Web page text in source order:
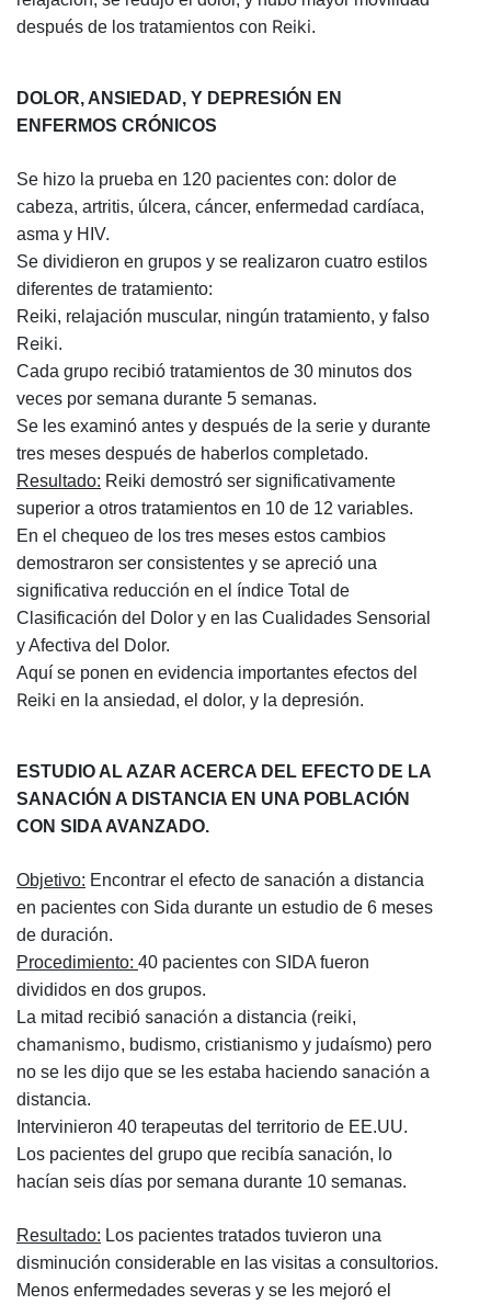
después de los tratamientos con Reiki.
DOLOR, ANSIEDAD, Y DEPRESIÓN EN
ENFERMOS CRÓNICOS
Se hizo la prueba en 120 pacientes con: dolor de
cabeza, artritis, úlcera, cáncer, enfermedad cardíaca,
asma y HIV.
Se dividieron en grupos y se realizaron cuatro estilos
diferentes de tratamiento:
Reiki, relajación muscular, ningún tratamiento, y falso
Reiki.
Cada grupo recibió tratamientos de 30 minutos dos
veces por semana durante 5 semanas.
Se les examinó antes y después de la serie y durante
tres meses después de haberlos completado.
Resultado: Reiki demostró ser significativamente
superior a otros tratamientos en 10 de 12 variables.
En el chequeo de los tres meses estos cambios
demostraron ser consistentes y se apreció una
significativa reducción en el índice Total de
Clasificación del Dolor y en las Cualidades Sensorial
y Afectiva del Dolor.
Aquí se ponen en evidencia importantes efectos del
Reiki en la ansiedad, el dolor, y la depresión.
ESTUDIO AL AZAR ACERCA DEL EFECTO DE LA
SANACIÓN A DISTANCIA EN UNA POBLACIÓN
CON SIDA AVANZADO.
Objetivo: Encontrar el efecto de sanación a distancia
en pacientes con Sida durante un estudio de 6 meses
de duración.
Procedimiento: 40 pacientes con SIDA fueron
divididos en dos grupos.
La mitad recibió sanación a distancia (reiki,
chamanismo, budismo, cristianismo y judaísmo) pero
no se les dijo que se les estaba haciendo sanación a
distancia.
Intervinieron 40 terapeutas del territorio de EE.UU.
Los pacientes del grupo que recibía sanación, lo
hacían seis días por semana durante 10 semanas.
Resultado: Los pacientes tratados tuvieron una
disminución considerable en las visitas a consultorios.
Menos enfermedades severas y se les mejoró el